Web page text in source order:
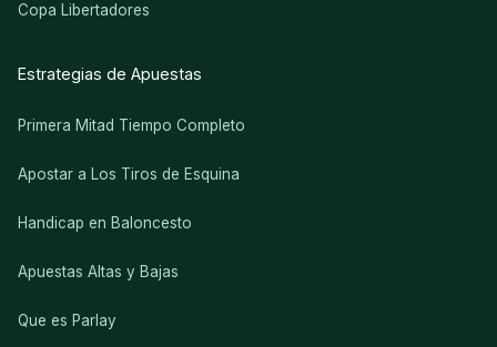
Copa Libertadores
Estrategias de Apuestas
Primera Mitad Tiempo Completo
Apostar a Los Tiros de Esquina
Handicap en Baloncesto
Apuestas Altas y Bajas
Que es Parlay